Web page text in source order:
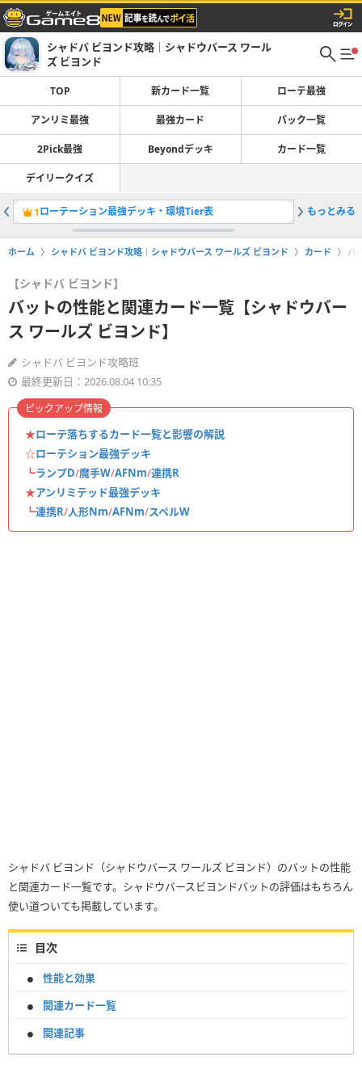
シャドバ ビヨンド攻略｜シャドウバース ワール
ズ ビヨンド
TOP 新カード一覧 ローテ最強
アンリミ最強 最強カード パック一覧
2Pick最強 Beyondデッキ カード一覧
デイリークイズ
1ローテーション最強デッキ・環境Tier表 2最強カ
もっとみる
ホーム シャドバ ビヨンド攻略｜シャドウバース ワールズ ビヨンド カード バ
【シャドバ ビヨンド】
バットの性能と関連カード一覧【シャドウバー
ス ワールズ ビヨンド】
シャドバ ビヨンド攻略班
最終更新日：2026.08.04 10:35
★ローテ落ちするカード一覧と影響の解説
☆ローテション最強デッキ
┗ランプD/魔手W/AFNm/連携R
★アンリミテッド最強デッキ
┗連携R/人形Nm/AFNm/スペルW
ピックアップ情報
シャドバ ビヨンド（シャドウバース ワールズ ビヨンド）のバットの性能
と関連カード一覧です。シャドウバースビヨンドバットの評価はもちろん
使い道ついても掲載しています。
目次
性能と効果
関連カード一覧
関連記事